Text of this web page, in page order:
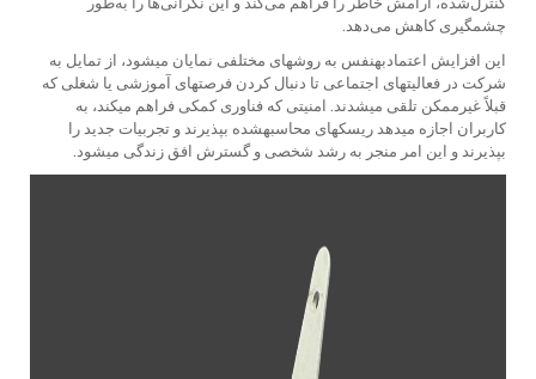
چشمگیری کاهش می‌دهد.
این افزایش اعتمادبهنفس به روشهای مختلفی نمایان میشود، از تمایل به
شرکت در فعالیتهای اجتماعی تا دنبال کردن فرصتهای آموزشی یا شغلی که
قبلاً غیرممکن تلقی میشدند. امنیتی که فناوری کمکی فراهم میکند، به
کاربران اجازه میدهد ریسکهای محاسبهشده بپذیرند و تجربیات جدید را
بپذیرند و این امر منجر به رشد شخصی و گسترش افق زندگی میشود.